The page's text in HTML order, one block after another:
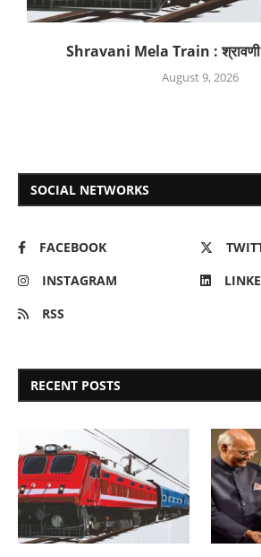
Shravani Mela Train : श्रावणी
August 9, 2026
SOCIAL NETWORKS
FACEBOOK
INSTAGRAM
RSS
RECENT POSTS